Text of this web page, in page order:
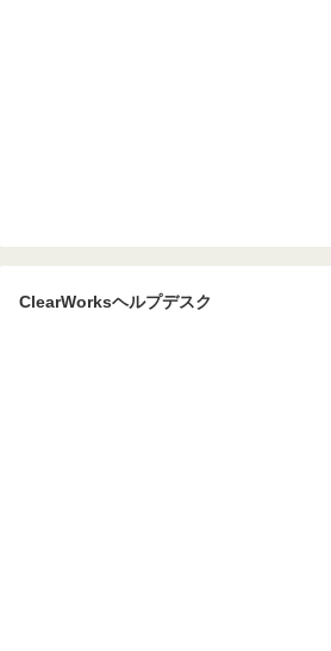
ClearWorksヘルプデスク